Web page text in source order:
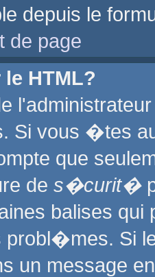
depuis le
de page
HTML?
Si vous �tes
que
de s�curit�
balises
probl�mes. Si
un message